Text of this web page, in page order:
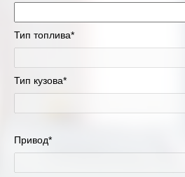
Тип топлива*
Тип кузова*
Привод*